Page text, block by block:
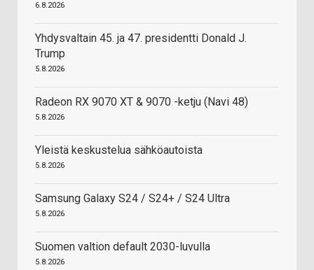
6.8.2026
Yhdysvaltain 45. ja 47. presidentti Donald J.
Trump
5.8.2026
Radeon RX 9070 XT & 9070 -ketju (Navi 48)
5.8.2026
Yleistä keskustelua sähköautoista
5.8.2026
Samsung Galaxy S24 / S24+ / S24 Ultra
5.8.2026
Suomen valtion default 2030-luvulla
5.8.2026